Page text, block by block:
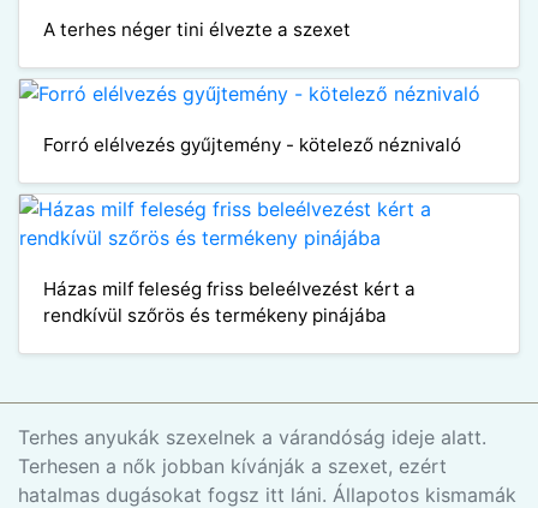
A terhes néger tini élvezte a szexet
Forró elélvezés gyűjtemény - kötelező néznivaló
Házas milf feleség friss beleélvezést kért a
rendkívül szőrös és termékeny pinájába
Terhes anyukák szexelnek a várandóság ideje alatt.
Terhesen a nők jobban kívánják a szexet, ezért
hatalmas dugásokat fogsz itt láni. Állapotos kismamák